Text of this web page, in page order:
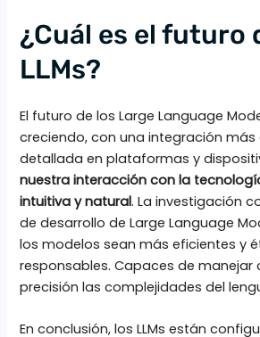
¿Cuál es el futuro
LLMs?
El futuro de los Large Language
creciendo, con una integración
detallada en plataformas y
nuestra interacción con la
intuitiva y natural. La investigación
de desarrollo de Large Language
los modelos sean más eficientes y
responsables. Capaces de manejar
precisión las complejidades del
En conclusión, los LLMs están